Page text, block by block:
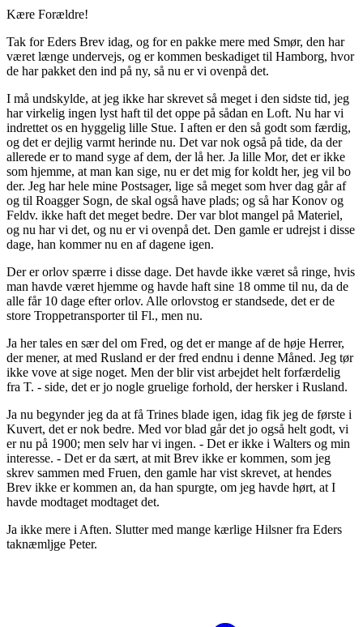
Kære Forældre!
Tak for Eders Brev idag, og for en pakke mere med Smør, den har
været længe undervejs, og er kommen beskadiget til Hamborg, hvor
de har pakket den ind på ny, så nu er vi ovenpå det.
I må undskylde, at jeg ikke har skrevet så meget i den sidste tid, jeg
har virkelig ingen lyst haft til det oppe på sådan en Loft. Nu har vi
indrettet os en hyggelig lille Stue. I aften er den så godt som færdig,
og det er dejlig varmt herinde nu. Det var nok også på tide, da der
allerede er to mand syge af dem, der lå her. Ja lille Mor, det er ikke
som hjemme, at man kan sige, nu er det mig for koldt her, jeg vil bo
der. Jeg har hele mine Postsager, lige så meget som hver dag går af
og til Roagger Sogn, de skal også have plads; og så har Konov og
Feldv. ikke haft det meget bedre. Der var blot mangel på Materiel,
og nu har vi det, og nu er vi ovenpå det. Den gamle er udrejst i disse
dage, han kommer nu en af dagene igen.
Der er orlov spærre i disse dage. Det havde ikke været så ringe, hvis
man havde været hjemme og havde haft sine 18 omme til nu, da de
alle får 10 dage efter orlov. Alle orlovstog er standsede, det er de
store Troppetransporter til Fl., men nu.
Ja her tales en sær del om Fred, og det er mange af de høje Herrer,
der mener, at med Rusland er der fred endnu i denne Måned. Jeg tør
ikke vove at sige noget. Men der blir vist arbejdet helt forfærdelig
fra T. - side, det er jo nogle gruelige forhold, der hersker i Rusland.
Ja nu begynder jeg da at få Trines blade igen, idag fik jeg de første i
Kuvert, det er nok bedre. Med vor blad går det jo også helt godt, vi
er nu på 1900; men selv har vi ingen. - Det er ikke i Walters og min
interesse. - Det er da sært, at mit Brev ikke er kommen, som jeg
skrev sammen med Fruen, den gamle har vist skrevet, at hendes
Brev ikke er kommen an, da han spurgte, om jeg havde hørt, at I
havde modtaget modtaget det.
Ja ikke mere i Aften. Slutter med mange kærlige Hilsner fra Eders
taknæmljge Peter.